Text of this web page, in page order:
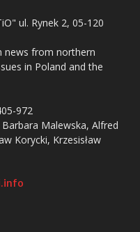
ul. Rynek 2, 05-120
news from northern
in Poland and the
972
Malewska, Alfred
Korycki, Krzesisław